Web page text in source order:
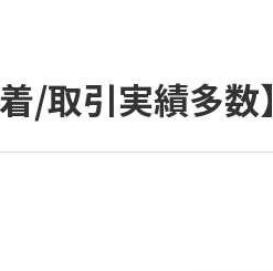
着/取引実績多